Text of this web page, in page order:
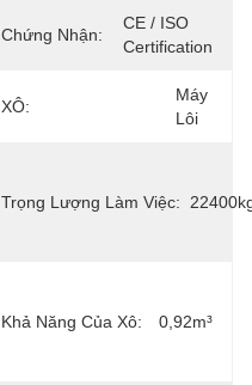
Chứng Nhận:
CE / ISO
Certification
XÔ:
Máy
Lôi
Trọng Lượng Làm Việc:
Khả Năng Của Xô: 0,92m³